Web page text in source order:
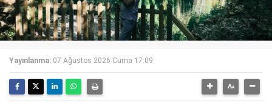
Yayınlanma: 07 Ağustos 2026 Cuma 17:09